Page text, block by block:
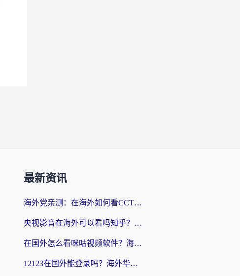
最新资讯
海外党亲测：在海外如何看CCTV？告别“仅限大陆播放”的实用指南
央视影音在海外可以看吗知乎？留学生亲测：3步解决地域限制+追剧自由
在国外怎么看咪咕视频软件？海外党亲测有效的回国加速方案
12123在国外能登录吗？海外华人必看的回国加速实用指南